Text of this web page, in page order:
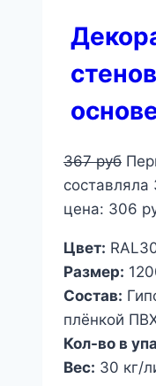
367руб
составляла
цена: 306
Цвет:
Размер:
Состав:
плёнкой
Кол-во в
Вес: 30 кг/